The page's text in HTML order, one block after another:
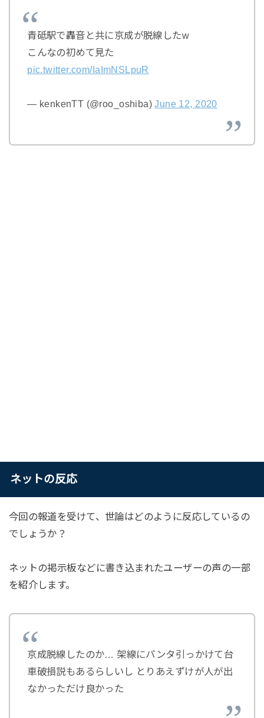
青砥駅で轟音と共に京成が脱線したw
こんなの初めて見た
pic.twitter.com/IaImNSLpuR
— kenkenTT (@roo_oshiba)June 12, 2020
ネットの反応
今回の報道を受けて、世論はどのように反応しているの
でしょうか？
ネットの掲示板などに書き込まれたユーザーの声の一部
を紹介します。
京成脱線したのか… 架線にパンタ引っかけて台
車破損説もあるらしいし とりあえずけが人が出
なかっただけ良かった